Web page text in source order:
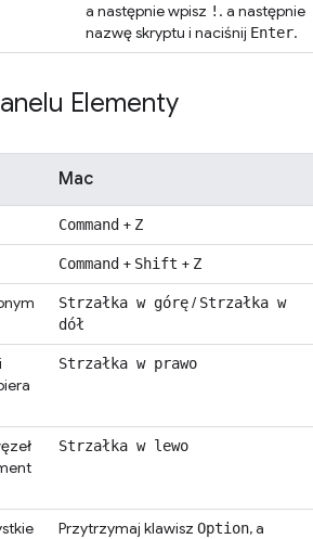
a następnie wpisz ! . a następnie
nazwę skryptu i naciśnij Enter.
Elementy
Mac
Command + Z
Command + Shift + Z
Strzałka w górę/ Strzałka w
dół
Strzałka w prawo
Strzałka w lewo
Przytrzymaj klawisz Option, a